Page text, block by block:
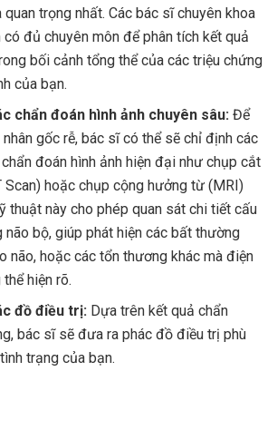
trọng nhất. Các bác sĩ chuyên khoa
có đủ chuyên môn để phân tích kết quả
bối cảnh tổng thể của các triệu chứng
của bạn.
chẩn đoán hình ảnh chuyên sâu: Để
gốc rễ, bác sĩ có thể sẽ chỉ định các
đoán hình ảnh hiện đại như chụp cắt
Scan) hoặc chụp cộng hưởng từ (MRI)
thuật này cho phép quan sát chi tiết cấu
não bộ, giúp phát hiện các bất thường
não, hoặc các tổn thương khác mà điện
hiện rõ.
đồ điều trị: Dựa trên kết quả chẩn
bác sĩ sẽ đưa ra phác đồ điều trị phù
trạng của bạn.